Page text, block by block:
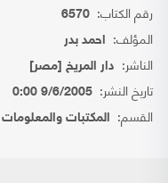
رقم الكتاب: 6570
المؤلف: احمد بدر
الناشر: دار المريخ [مصر]
تاريخ النشر: 9/6/2005 0:00
القسم: المكتبات والمعلومات